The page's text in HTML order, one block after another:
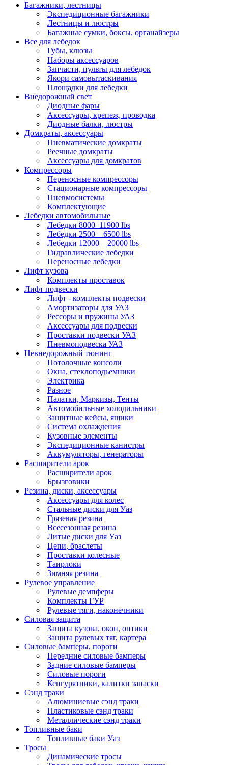
Багажники, лестницы
Экспедиционные багажники
Лестницы и люстры
Багажные сумки, боксы, органайзеры
Все для лебедок
Губы, клюзы
Наборы аксессуаров
Запчасти, пульты для лебедок
Якори самовытаскивания
Площадки для лебедки
Внедорожный свет
Диодные фары
Аксессуары, крепеж, проводка
Диодные балки, люстры
Домкраты, аксессуары
Пневматические домкраты
Реечные домкраты
Аксессуары для домкратов
Компрессоры
Переносные компрессоры
Стационарные компрессоры
Пневмосистемы
Комплектующие
Лебедки автомобильные
Лебедки 8000–11900 lbs
Лебедки 2500—6500 lbs
Лебедки 12000—20000 lbs
Гидравлические лебедки
Переносные лебедки
Лифт кузова
Комплекты проставок
Лифт подвески
Лифт - комплекты подвески
Амортизаторы для УАЗ
Рессоры и пружины УАЗ
Аксессуары для подвески
Проставки подвески УАЗ
Пневмоподвеска УАЗ
Невнедорожный тюнинг
Потолочные консоли
Окна, стеклоподьемники
Электрика
Разное
Палатки, Маркизы, Тенты
Автомобильные холодильники
Защитные кейсы, ящики
Система охлаждения
Кузовные элементы
Экспедиционные канистры
Аккумуляторы, генераторы
Расширители арок
Расширители арок
Брызговики
Резина, диски, аксессуары
Аксессуары для колес
Стальные диски для Уаз
Грязевая резина
Всесезонная резина
Литые диски для Уаз
Цепи, браслеты
Проставки колесные
Таирлоки
Зимняя резина
Рулевое управление
Рулевые демпферы
Комплекты ГУР
Рулевые тяги, наконечники
Силовая защита
Защита кузова, окон, оптики
Защита рулевых тяг, картера
Силовые бамперы, пороги
Передние силовые бамперы
Задние силовые бамперы
Силовые пороги
Кенгурятники, калитки запаски
Сэнд траки
Алюминиевые сэнд траки
Пластиковые сэнд траки
Металлические сэнд траки
Топливные баки
Топливные баки Уаз
Тросы
Динамические тросы